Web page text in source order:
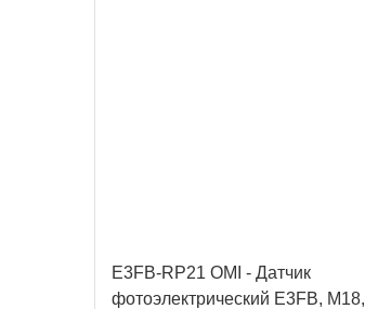
E3FB-RP21 OMI - Датчик
фотоэлектрический E3FB, M18,